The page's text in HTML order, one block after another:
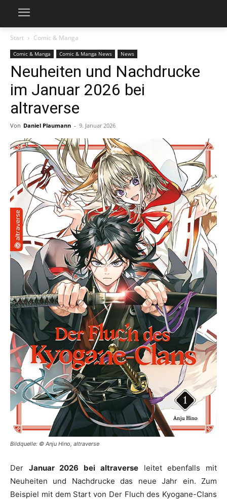
Start Comic & Manga
Comic & Manga Comic & Manga News News
Neuheiten und Nachdrucke
im Januar 2026 bei
altraverse
Von Daniel Plaumann - 9. Januar 2026
Bildquelle: © Anju Hino, altraverse
Der Januar 2026 bei altraverseleitet ebenfalls mit
Neuheiten und Nachdrucke das neue Jahr ein. Zum
Beispiel mit dem Start von Der Fluch des Kyogane-Clans